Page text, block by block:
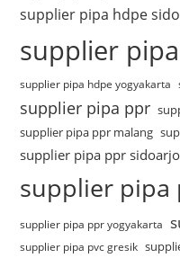
supplier pipa hdpe
supplier
supplier pipa hdpe yogyakarta
supplier pipa ppr
supplier pipa ppr malang
supplier pipa ppr sidoarjo
supplier pipa
supplier pipa ppr yogyakarta
supplier pipa pvc gresik